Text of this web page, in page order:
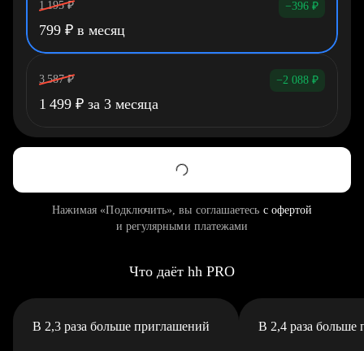
1 195 ₽ −396 ₽
799 ₽ в месяц
3 587 ₽ −2 088 ₽
1 499 ₽ за 3 месяца
Нажимая «Подключить», вы соглашаетесь с офертой
и регулярными платежами
Что даёт hh PRO
В 2,3 раза больше приглашений В 2,4 раза больше